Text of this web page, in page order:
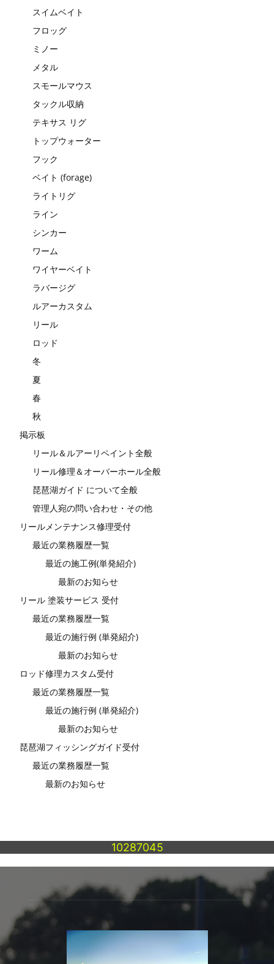
スイムベイト
フロッグ
ミノー
メタル
スモールマウス
タックル収納
テキサス リグ
トップウォーター
フック
ベイト (forage)
ライトリグ
ライン
シンカー
ワーム
ワイヤーベイト
ラバージグ
ルアーカスタム
リール
ロッド
冬
夏
春
秋
掲示板
リール＆ルアーリペイント全般
リール修理＆オーバーホール全般
琵琶湖ガイド について全般
管理人宛の問い合わせ・その他
リールメンテナンス修理受付
最近の業務履歴一覧
最近の施工例(単発紹介)
最新のお知らせ
リール 塗装サービス 受付
最近の業務履歴一覧
最近の施行例 (単発紹介)
最新のお知らせ
ロッド修理カスタム受付
最近の業務履歴一覧
最近の施行例 (単発紹介)
最新のお知らせ
琵琶湖フィッシングガイド受付
最近の業務履歴一覧
最新のお知らせ
10287045